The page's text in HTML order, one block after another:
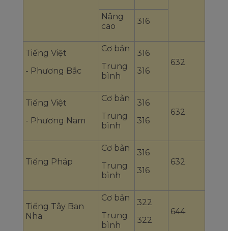
Nâng
cao
316
Tiếng Việt
- Phương Bắc
Cơ bản
Trung
bình
316
316
632
Tiếng Việt
- Phương Nam
Cơ bản
Trung
bình
316
316
632
Tiếng Pháp
Cơ bản
Trung
bình
316
316
632
Tiếng Tây Ban
Nha
Cơ bản
Trung
bình
322
322
644